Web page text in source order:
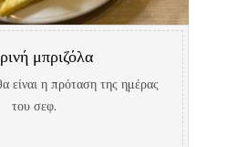
μπριζόλα
είναι η πρόταση της ημέρας
του σεφ.